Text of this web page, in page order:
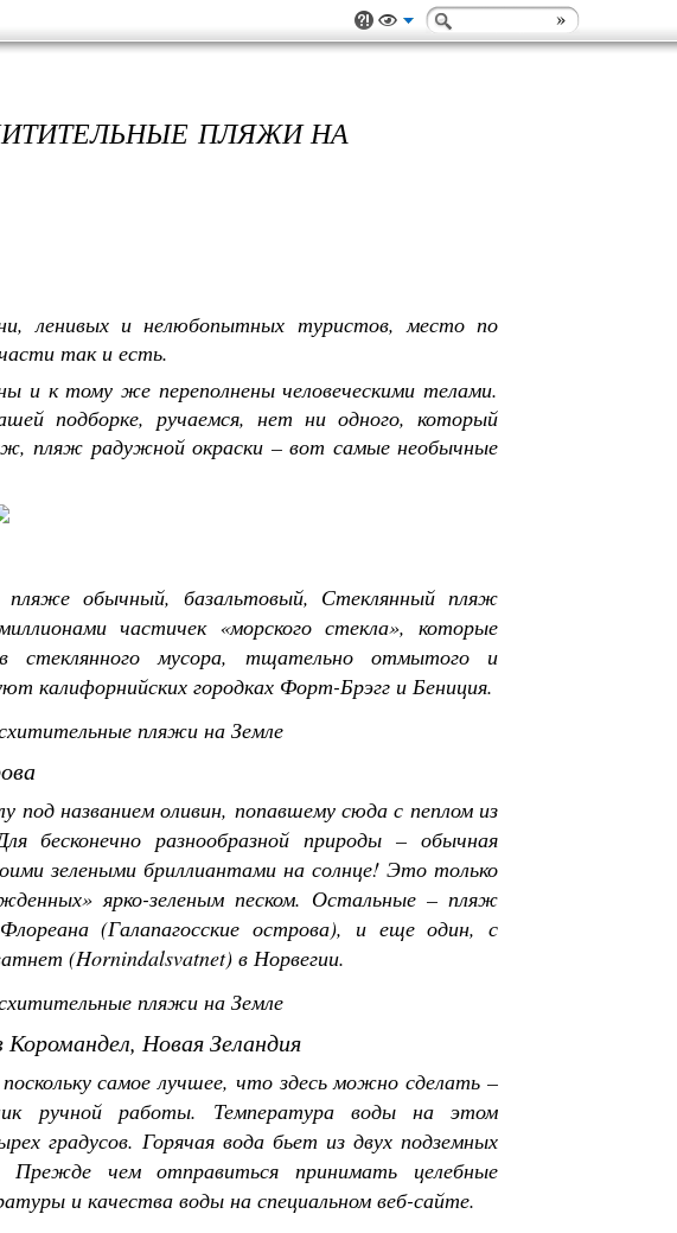
ПЛЯЖИ НА
ленивых и нелюбопытных туристов, место по
так и есть.
и к тому же переполнены человеческими телами.
подборке, ручаемся, нет ни одного, который
пляж радужной окраски – вот самые необычные
обычный, базальтовый, Стеклянный пляж
частичек «морского стекла», которые
стеклянного мусора, тщательно отмытого и
калифорнийских городках Форт-Брэгг и Бениция.
названием оливин, попавшему сюда с пеплом из
бесконечно разнообразной природы – обычная
зелеными бриллиантами на солнце! Это только
ярко-зеленым песком. Остальные – пляж
(Галапагосские острова), и еще один, с
(Hornindalsvatnet) в Норвегии.
Новая Зеландия
самое лучшее, что здесь можно сделать –
ручной работы. Температура воды на этом
градусов. Горячая вода бьет из двух подземных
чем отправиться принимать целебные
и качества воды на специальном веб-сайте.